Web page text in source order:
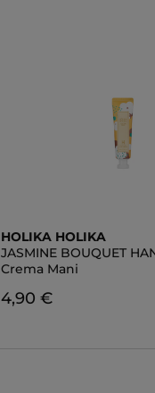
HOLIKA HOLIKA
JASMINE BOUQUET
Crema Mani
4,90 €